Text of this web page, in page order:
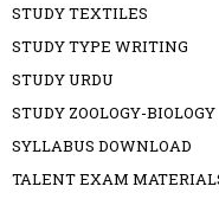
STUDY TEXTILES
STUDY TYPE WRITING
STUDY URDU
STUDY ZOOLOGY-BIOLOGY
SYLLABUS DOWNLOAD
TALENT EXAM